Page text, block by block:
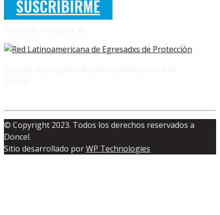
SUSCRIBIRME
© Copyright 2023. Todos los derechos reservados a
Doncel.
Sitio desarrollado porWP Technologies